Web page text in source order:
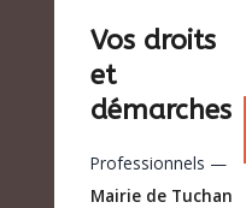
Vos droits
et
démarches
Professionnels —
Mairie de Tuchan